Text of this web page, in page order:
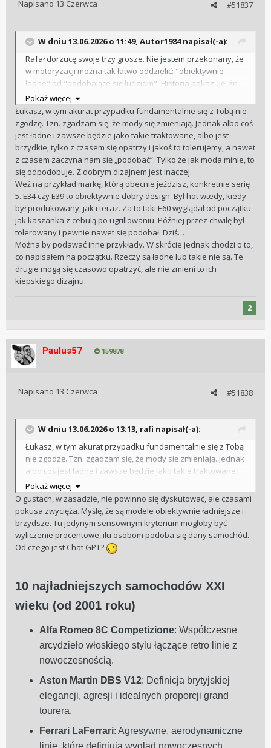
#51837
Napisano 13 Czerwca
W dniu 13.06.2026 o 11:49, Autor1984napisał(-a):
Rafał dorzucę swoje trzy grosze. Nie jestem przekonany, że
w motoryzacji można tak łatwo oddzielić: "obiektywnie
ładne" od "podobające się ludziom". Historia pokazuje, że
ocena wyglądu samochodów zmienia się wraz z epoką i
dominującymi trendami stylistycznymi.
Wystarczy spojrzeć na kolejne dekady. W latach 80. normą
były kanciaste nadwozia, w latach 90. zaczęły dominować
bardziej opływowe kształty, później pojawiła się moda na
wyraziste przetłoczenia, duże grille czy sylwetki SUV-ów.
Każdy z tych trendów miał swoich zwolenników i
przeciwników, ale z perspektywy czasu widać, że to, co w
danym okresie uchodziło za nowoczesne i atrakcyjne,
często po kilkunastu latach jest odbierane zupełnie inaczej.
Oczywiście można mówić o proporcjach, harmonii czy
spójności projektu, bo są pewne cechy, które wiele osób
uznaje za atrakcyjne. Jednocześnie trudno nie zauważyć, że
gusta są kształtowane również przez to, co producenci
pokazują na rynku, oraz przez przyzwyczajenie do
"języka" używanego do nadawania określonej formy.
Dlatego osobiście powiedziałbym raczej, że istnieją projekty
Weźmy dla przykładu samochód Tomcia - Saaba 9-3
pierwszej generacji. Mnie ten samochód kompletnie się nie
podoba, ponieważ przypomina mi bambosza. Sądzę jednak,
Poniżej niesamowity projekt: Genesis Magma GT z V8.
Pokaż więcej
Łukasz, w tym akurat przypadku fundamentalnie się z Tobą nie
zgodzę. Tzn. zgadzam się, że mody się zmieniają. Jednak albo coś
jest ładne i zawsze będzie jako takie traktowane, albo jest
brzydkie, tylko z czasem się opatrzy i jakoś to tolerujemy, a nawet
z czasem zaczyna nam się „podobać”. Tylko że jak moda minie, to
się odpodobuje. Z dobrym dizajnem jest inaczej.
Weź na przykład markę, którą obecnie jeździsz, konkretnie serię
5. E34 czy E39 to obiektywnie dobry design. Był hot wtedy, kiedy
był produkowany, jak i teraz. Za to taki E60 wyglądał od początku
jak kaszanka z cebulą po ugrillowaniu. Później przez chwilę był
tolerowany i pewnie nawet się podobał. Dziś…
Można by podawać inne przykłady. W skrócie jednak chodzi o to,
co napisałem na początku. Rzeczy są ładne lub takie nie są. Te
drugie mogą się czasowo opatrzyć, ale nie zmieni to ich
kiepskiego dizajnu.
2
Paulus57 159878
#51838
Napisano 13 Czerwca
W dniu 13.06.2026 o 13:13, rafi napisał(-a):
Łukasz, w tym akurat przypadku fundamentalnie się z Tobą
nie zgodzę. Tzn. zgadzam się, że mody się zmieniają. Jednak
albo coś jest ładne i zawsze będzie jako takie traktowane,
albo jest brzydkie, tylko z czasem się opatrzy i jakoś to
tolerujemy, a nawet z czasem zaczyna nam się „podobać”.
Tylko że jak moda minie, to się odpodobuje. Z dobrym
dizajnem jest inaczej.
Weź na przykład markę, którą obecnie jeździsz, konkretnie
serię 5. E34 czy E39 to obiektywnie dobry design. Był hot
wtedy, kiedy był produkowany, jak i teraz. Za to taki E60
ugrillowaniu. Później przez chwilę był tolerowany i pewnie
nawet się podobał. Dziś…
Można by podawać inne przykłady. W skrócie jednak chodzi
nie są. Te drugie mogą się czasowo opatrzyć, ale nie zmieni
to ich kiepskiego dizajnu.
Pokaż więcej
O gustach, w zasadzie, nie powinno się dyskutować, ale czasami
pokusa zwycięża. Myślę, że są modele obiektywnie ładniejsze i
brzydsze. Tu jedynym sensownym kryterium mogłoby być
wyliczenie procentowe, ilu osobom podoba się dany samochód.
Od czego jest Chat GPT?
10 najładniejszych samochodów XXI
wieku (od 2001 roku)
Alfa Romeo 8C Competizione: Współczesne
arcydzieło włoskiego stylu łączące retro linie z
nowoczesnością.
Aston Martin DBS V12: Definicja brytyjskiej
elegancji, agresji i idealnych proporcji grand
tourera.
Ferrari LaFerrari: Agresywne, aerodynamiczne
linie, które definiują wygląd nowoczesnych